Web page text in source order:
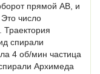
прямой АВ, и
число
спирали
4 об/мин частица
Архимеда